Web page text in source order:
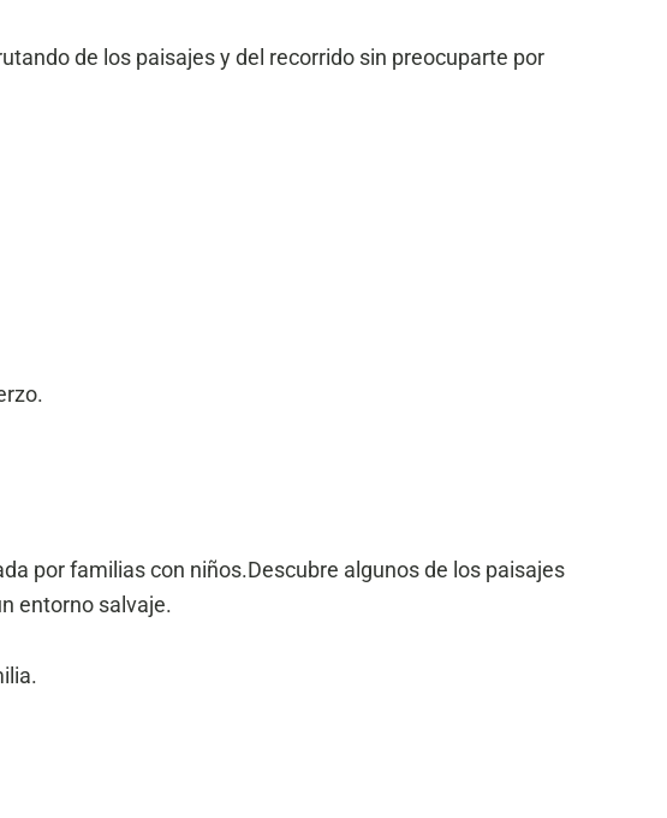
de los paisajes y del recorrido sin preocuparte por
por familias con niños.Descubre algunos de los paisajes
entorno salvaje.